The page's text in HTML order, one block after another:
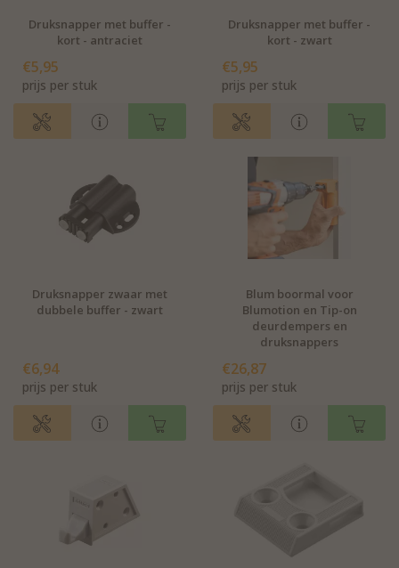
Druksnapper met buffer -
kort - antraciet
€5,95
prijs per stuk
Druksnapper met buffer -
kort - zwart
€5,95
prijs per stuk
Druksnapper zwaar met
dubbele buffer - zwart
€6,94
prijs per stuk
Blum boormal voor
Blumotion en Tip-on
deurdempers en
druksnappers
€26,87
prijs per stuk